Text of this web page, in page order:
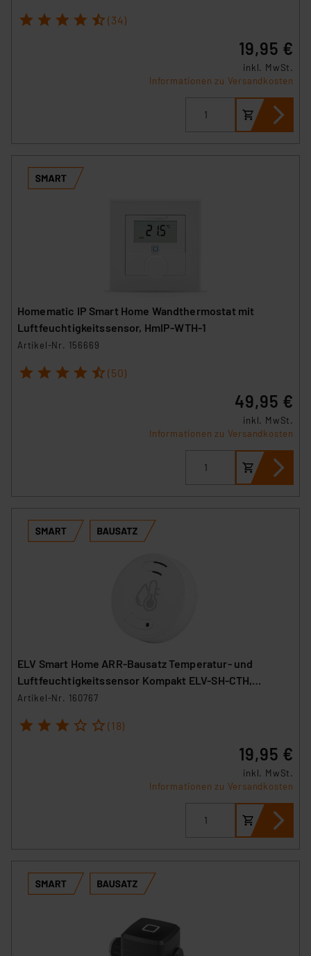
Cookies nach Zweck und Anbieter ist durch Klick auf
können die Verwendung nicht notwendiger Cookies
ablehnen oder ihr ganz oder teilweise zustimmen. Ihre
erteilte Zustimmung können Sie jederzeit unter dem
Link „Cookie Einstellungen“ anpassen oder widerrufen.
Die Rechtmäßigkeit der Speicherung, Abrufung und
Weiterverarbeitung dieser Daten zur Auswertung und
unberührt. Ihre Browser-Einstellungen können dazu
führen, dass die Einstellungen nicht längerfristig
„Einige Drittanbieter verarbeiten personenbezogene
und zu der jeweiligen Datenübermittlung erhalten Sie in
Angemessenheitsbeschluss der EU. Dies bedeutet,
Datenschutz nach EU-Standards eingestuft wird. So
personenbezogene Daten in
Überwachungsprogrammen verarbeiten, ohne dass
hiergegen Klagemöglichkeiten für Europäer bestehen.
Unsere Kooperation mit diesen Dienstleistern stützt
Europäischen Kommission sowie einer eigenen
Beurteilung der mit der Datenübermittlung,
1 2 3 4 5 (34)
19,95 €
inkl. MwSt.
Informationen zu Versandkosten
Homematic IP Smart Home Wandthermostat mit
Luftfeuchtigkeitssensor, HmIP-WTH-1
Artikel-Nr. 156669
1 2 3 4 5 (50)
49,95 €
inkl. MwSt.
Informationen zu Versandkosten
ELV Smart Home ARR-Bausatz Temperatur- und
Luftfeuchtigkeitssensor Kompakt ELV-SH-CTH,
powered by Homematic IP
Artikel-Nr. 160767
1 2 3 4 5 (18)
19,95 €
inkl. MwSt.
Informationen zu Versandkosten